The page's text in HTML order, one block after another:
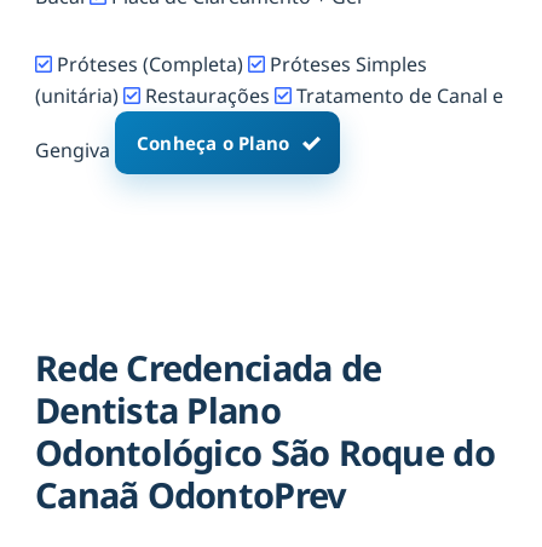
Próteses (Completa)
Próteses Simples
(unitária)
Restaurações Tratamento de Canal e
Gengiva Conheça o Plano
Rede Credenciada de
Dentista Plano
Odontológico São Roque do
Canaã OdontoPrev